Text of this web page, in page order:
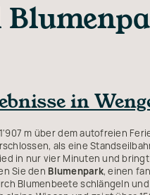
in
m über dem autofreien
als eine
in nur vier Minuten und bringt
Sie den Blumenpark, einen
Blumenbeete schlängeln